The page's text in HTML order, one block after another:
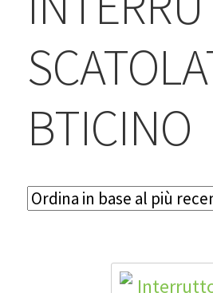
BLOG
Accedi/Registrati
BTICINO